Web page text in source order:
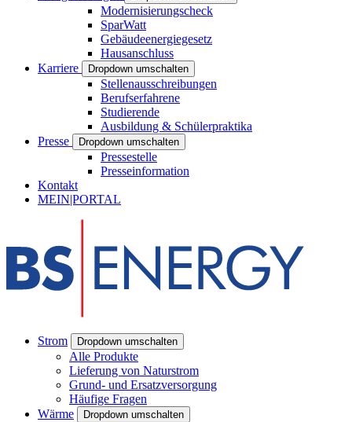
Modernisierungscheck
SparWatt
Gebäudeenergiegesetz
Hausanschluss
Karriere
Dropdown umschalten
Stellenausschreibungen
Berufserfahrene
Studierende
Ausbildung & Schülerpraktika
Presse
Dropdown umschalten
Pressestelle
Presseinformation
Kontakt
MEIN|PORTAL
Strom Dropdown umschalten
Alle Produkte
Lieferung von Naturstrom
Grund- und Ersatzversorgung
Häufige Fragen
Wärme
Dropdown umschalten